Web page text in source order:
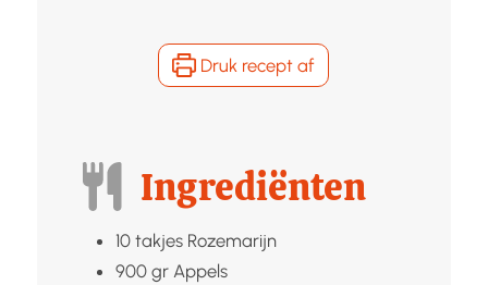
Druk recept af
Ingrediënten
10 takjes Rozemarijn
900 gr Appels